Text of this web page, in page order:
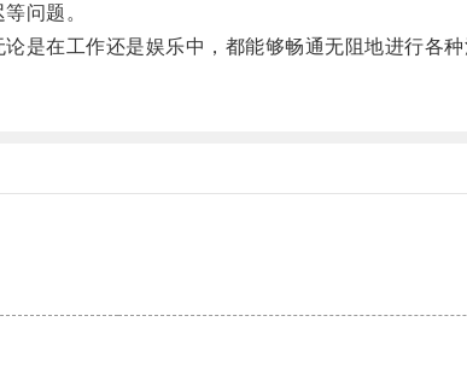
问题。
在工作还是娱乐中，都能够畅通无阻地进行各